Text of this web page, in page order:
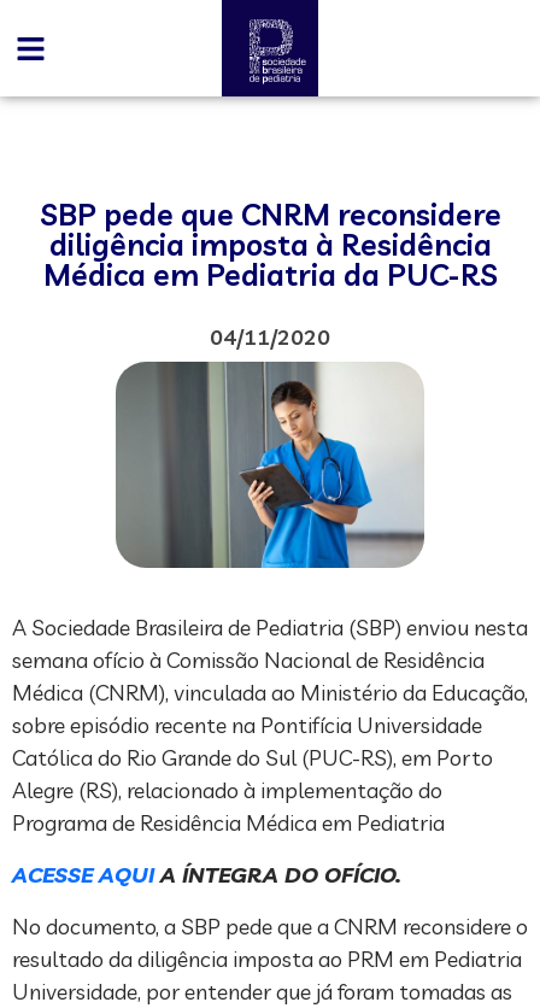
SBP pede que CNRM reconsidere
diligência imposta à Residência
Médica em Pediatria da PUC-RS
04/11/2020
A Sociedade Brasileira de Pediatria (SBP) enviou nesta
semana ofício à Comissão Nacional de Residência
Médica (CNRM), vinculada ao Ministério da Educação,
sobre episódio recente na Pontifícia Universidade
Católica do Rio Grande do Sul (PUC-RS), em Porto
Alegre (RS), relacionado à implementação do
Programa de Residência Médica em Pediatria
ACESSE AQUIA ÍNTEGRA DO OFÍCIO.
No documento, a SBP pede que a CNRM reconsidere o
resultado da diligência imposta ao PRM em Pediatria
Universidade, por entender que já foram tomadas as